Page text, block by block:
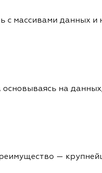
с массивами данных и
на
—